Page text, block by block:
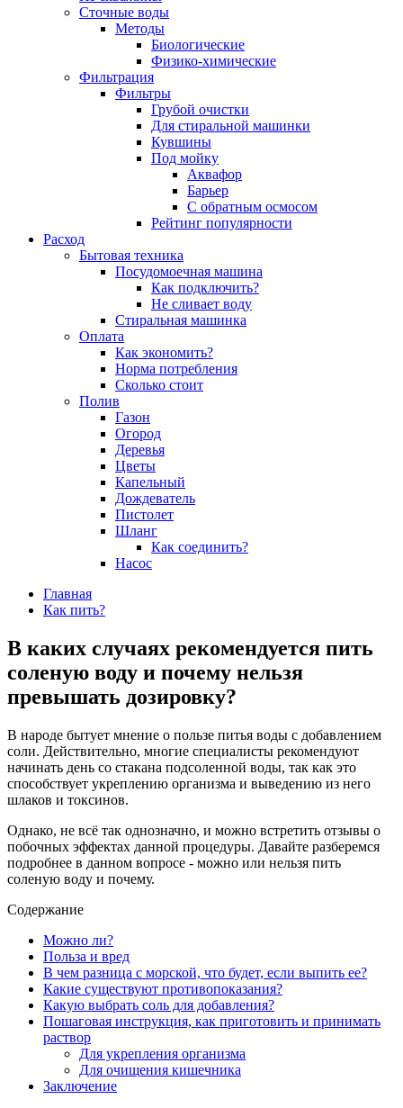
Сточные воды
Методы
Биологические
Физико-химические
Фильтрация
Фильтры
Грубой очистки
Для стиральной машинки
Кувшины
Под мойку
Аквафор
Барьер
С обратным осмосом
Рейтинг популярности
Расход
Бытовая техника
Посудомоечная машина
Как подключить?
Не сливает воду
Стиральная машинка
Оплата
Как экономить?
Норма потребления
Сколько стоит
Полив
Газон
Огород
Деревья
Цветы
Капельный
Дождеватель
Пистолет
Шланг
Как соединить?
Насос
Главная
Как пить?
В каких случаях рекомендуется пить
соленую воду и почему нельзя
превышать дозировку?
В народе бытует мнение о пользе питья воды с добавлением
соли. Действительно, многие специалисты рекомендуют
начинать день со стакана подсоленной воды, так как это
способствует укреплению организма и выведению из него
шлаков и токсинов.
Однако, не всё так однозначно, и можно встретить отзывы о
побочных эффектах данной процедуры. Давайте разберемся
подробнее в данном вопросе - можно или нельзя пить
соленую воду и почему.
Содержание
Можно ли?
Польза и вред
В чем разница с морской, что будет, если выпить ее?
Какие существуют противопоказания?
Какую выбрать соль для добавления?
Пошаговая инструкция, как приготовить и принимать
раствор
Для укрепления организма
Для очищения кишечника
Заключение